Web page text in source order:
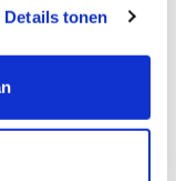
Details tonen